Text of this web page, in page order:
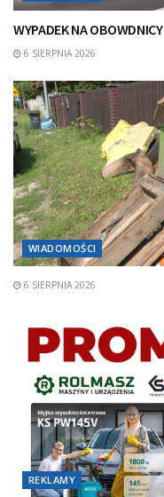
WYPADEK NA OBOWDNICY
6 SIERPNIA 2026
WIADOMOŚCI
6 SIERPNIA 2026
REKLAMY